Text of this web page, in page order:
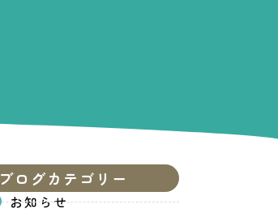
ブログカテゴリー
お知らせ